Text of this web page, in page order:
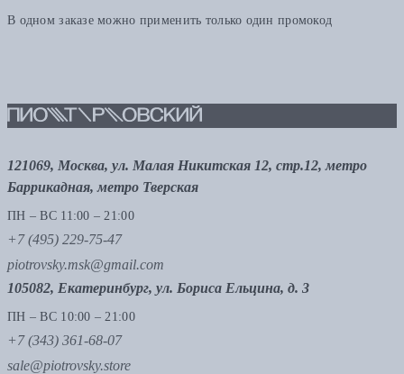
В одном заказе можно применить только один промокод
121069, Москва, ул. Малая Никитская 12, стр.12, метро
Баррикадная, метро Тверская
ПН – ВС 11:00 – 21:00
+7 (495) 229-75-47
piotrovsky.msk@gmail.com
105082, Екатеринбург, ул. Бориса Ельцина, д. 3
ПН – ВС 10:00 – 21:00
+7 (343) 361-68-07
sale@piotrovsky.store